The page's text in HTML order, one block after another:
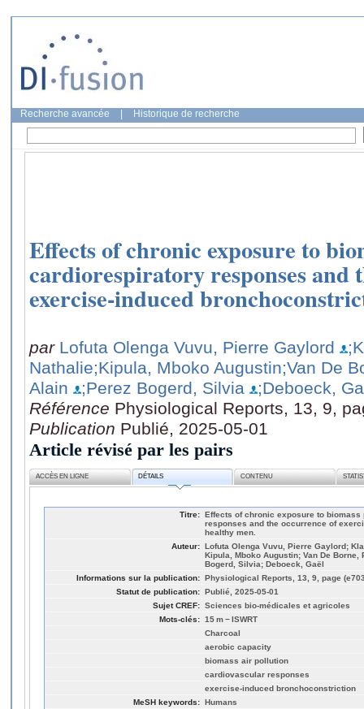
Recherche avancée Historique de recherche
Effects of chronic exposure to
cardiorespiratory responses and
exercise-induced
par Lofuta Olenga Vuvu, Pierre Gaylord
Nathalie;Kipula, Mboko Augustin;Van De
Alain
;Perez Bogerd, Silvia
;Deboeck,
Référence Physiological Reports, 13, 9,
Publication Publié, 2025-05-01
Article révisé par les pairs
ACCÈS EN LIGNE DÉTAILS CONTENU
Titre: Effects of chronic exposure to
responses and the occurrence of
healthy men.
Auteur: Lofuta Olenga Vuvu, Pierre Gaylord;
Kipula, Mboko Augustin; Van De
Bogerd, Silvia; Deboeck, Gaël
Informations sur la publication: Physiological Reports, 13, 9, page
Statut de publication: Publié, 2025-05-01
Sujet CREF: Sciences bio-médicales et agricoles
Mots-clés: 15 m − ISWRT
Charcoal
aerobic capacity
biomass air pollution
cardiovascular responses
exercise‐induced bronchoconstriction
MeSH keywords: Humans